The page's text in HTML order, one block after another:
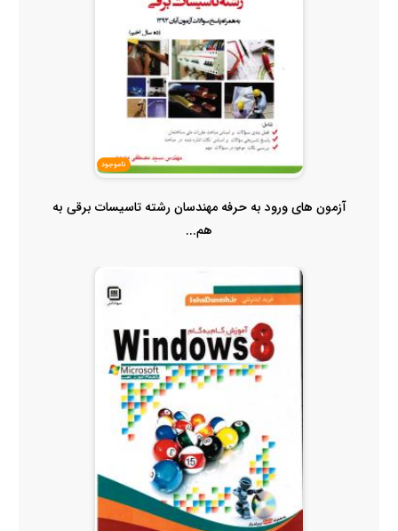
ناموجود
آزمون های ورود به حرفه مهندسان رشته تاسیسات برقی به
هم...